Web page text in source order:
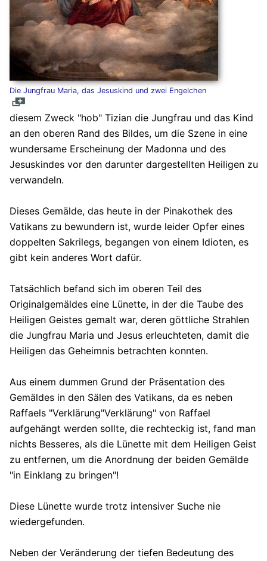
Die Jungfrau Maria, das Jesuskind und zwei Engelchen
diesem Zweck "hob" Tizian die Jungfrau und das Kind
an den oberen Rand des Bildes, um die Szene in eine
wundersame Erscheinung der Madonna und des
Jesuskindes vor den darunter dargestellten Heiligen zu
verwandeln.
Dieses Gemälde, das heute in der Pinakothek des
Vatikans zu bewundern ist, wurde leider Opfer eines
doppelten Sakrilegs, begangen von einem Idioten, es
gibt kein anderes Wort dafür.
Tatsächlich befand sich im oberen Teil des
Originalgemäldes eine Lünette, in der die Taube des
Heiligen Geistes gemalt war, deren göttliche Strahlen
die Jungfrau Maria und Jesus erleuchteten, damit die
Heiligen das Geheimnis betrachten konnten.
Aus einem dummen Grund der Präsentation des
Gemäldes in den Sälen des Vatikans, da es neben
Raffaels "Verklärung"Verklärung" von Raffael
aufgehängt werden sollte, die rechteckig ist, fand man
nichts Besseres, als die Lünette mit dem Heiligen Geist
zu entfernen, um die Anordnung der beiden Gemälde
"in Einklang zu bringen"!
Diese Lünette wurde trotz intensiver Suche nie
wiedergefunden.
Neben der Veränderung der tiefen Bedeutung des